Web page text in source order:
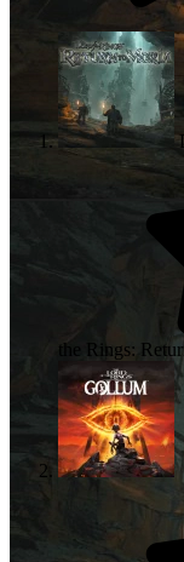
the Rings: